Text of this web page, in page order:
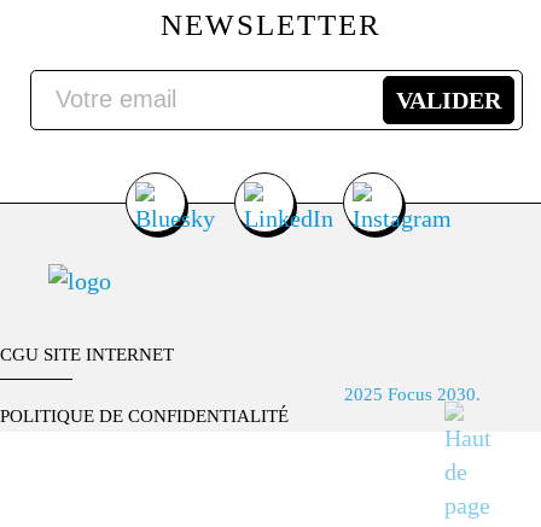
NEWSLETTER
CGU SITE INTERNET
POLITIQUE DE CONFIDENTIALITÉ
2025 Focus 2030.